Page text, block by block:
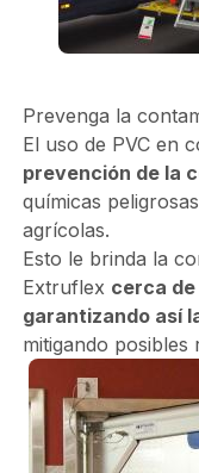
Prevenga la
El uso de PVC en
prevención de la
químicas
agrícolas.
Esto le brinda la
Extruflex cerca
garantizando así
mitigando posibles